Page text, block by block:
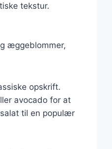
tekstur.
æggeblommer,
opskrift.
avocado for at
til en populær